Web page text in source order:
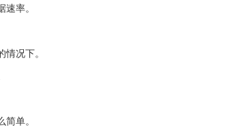
率。
况下。
单。